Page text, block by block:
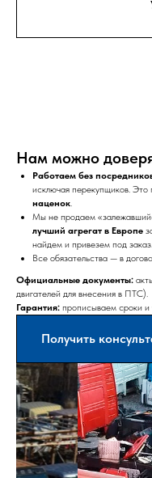
Нам можно
Работаем без
исключая перекупщиков. Это
наценок.
Мы не продаем
лучший агрегат в Европе
найдем и привезем под заказ.
Все обязательства — в
Официальные документы:
двигателей для внесения в ПТС).
Гарантия: прописываем сроки и
Получить